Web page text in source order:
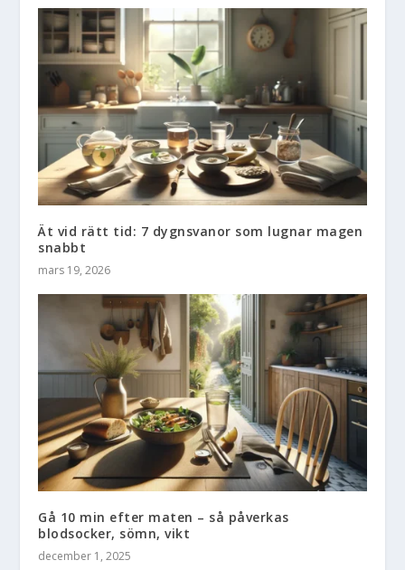
Ät vid rätt tid: 7 dygnsvanor som lugnar magen
snabbt
mars 19, 2026
Gå 10 min efter maten – så påverkas
blodsocker, sömn, vikt
december 1, 2025